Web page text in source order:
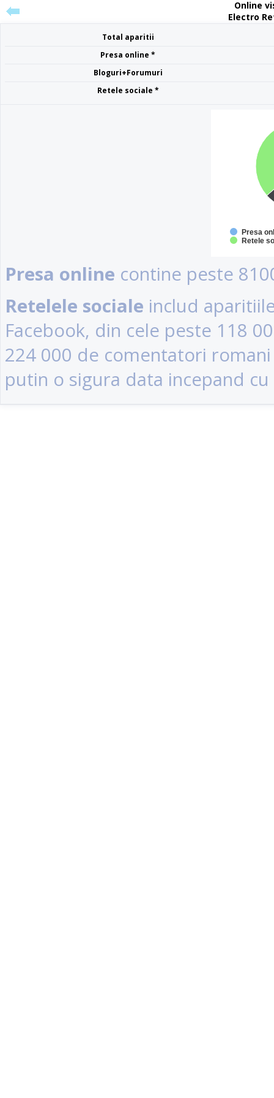
Online
Electro
Total aparitii
Presa online *
Bloguri+Forumuri
Retele sociale *
Presa
Retele
Presa online contine peste
Retelele sociale includ
Facebook, din cele peste 118
224 000 de comentatori
putin o sigura data incepand